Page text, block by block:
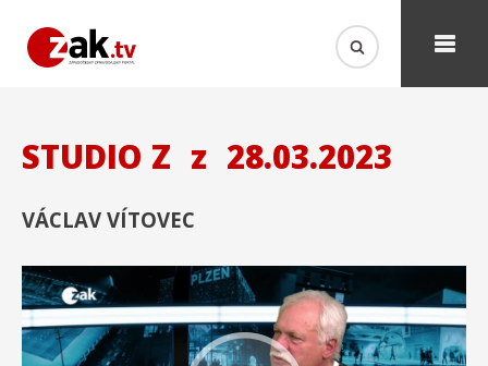
STUDIO Z z 28.03.2023
VÁCLAV VÍTOVEC